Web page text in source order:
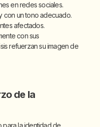
en redes sociales.
con un tono adecuado.
afectados.
con sus
refuerzan su imagen de
de la
para la identidad de